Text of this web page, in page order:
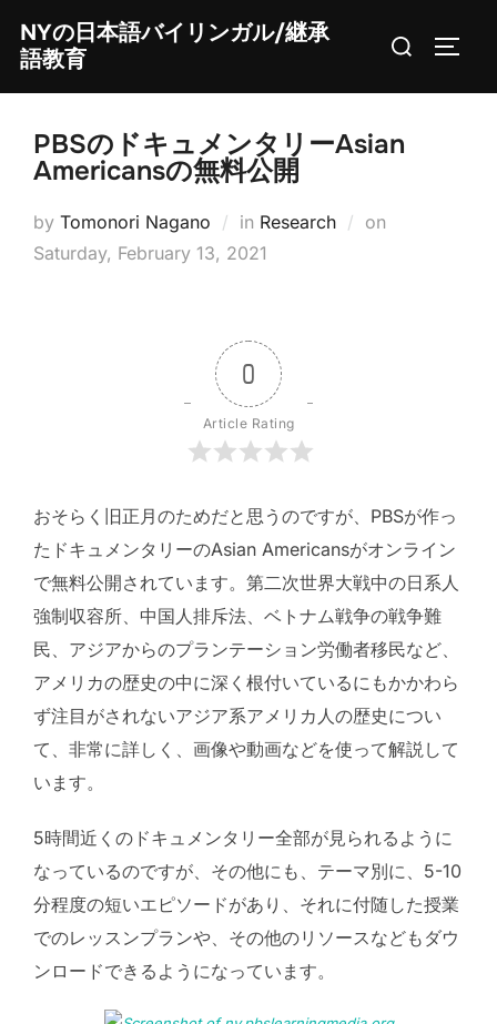
content
NYの日本語バイリンガル/継承
語教育
Search
PBSのドキュメンタリーAsian
Americansの無料公開
by Tomonori Nagano in Research on
Saturday, February 13, 2021
0
Article Rating
おそらく旧正月のためだと思うのですが、PBSが作っ
たドキュメンタリーのAsian Americansがオンライン
で無料公開されています。第二次世界大戦中の日系人
強制収容所、中国人排斥法、ベトナム戦争の戦争難
民、アジアからのプランテーション労働者移民など、
アメリカの歴史の中に深く根付いているにもかかわら
ず注目がされないアジア系アメリカ人の歴史につい
て、非常に詳しく、画像や動画などを使って解説して
います。
5時間近くのドキュメンタリー全部が見られるように
なっているのですが、その他にも、テーマ別に、5-10
分程度の短いエピソードがあり、それに付随した授業
でのレッスンプランや、その他のリソースなどもダウ
ンロードできるようになっています。